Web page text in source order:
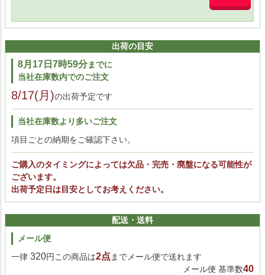
出荷の目安
8月17日7時59分までに
当社在庫数内でのご注文
8/17(月)の出荷予定です
当社在庫数より多いご注文
項目ごとの納期をご確認下さい。
ご購入のタイミングによっては欠品・完売・廃盤になる可能性が
ございます。
出荷予定日は目安としてお考えください。
配送・送料
メール便
一律 320円この商品は2点までメール便で送れます
メール便 基準数40